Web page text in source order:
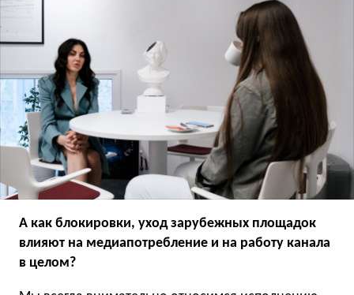
А как блокировки, уход зарубежных площадок
влияют на медиапотребление и на работу канала
в целом?